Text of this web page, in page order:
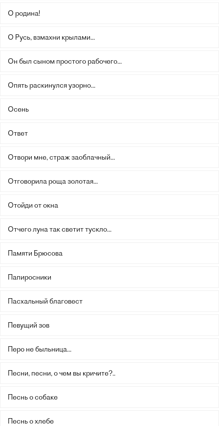
О родина!
О Русь, взмахни крылами...
Он был сыном простого рабочего...
Опять раскинулся узорно...
Осень
Ответ
Отвори мне, страж заоблачный...
Отговорила роща золотая...
Отойди от окна
Отчего луна так светит тускло...
Памяти Брюсова
Папиросники
Пасхальный благовест
Певущий зов
Перо не быльница...
Песни, песни, о чем вы кричите?..
Песнь о собаке
Песнь о хлебе